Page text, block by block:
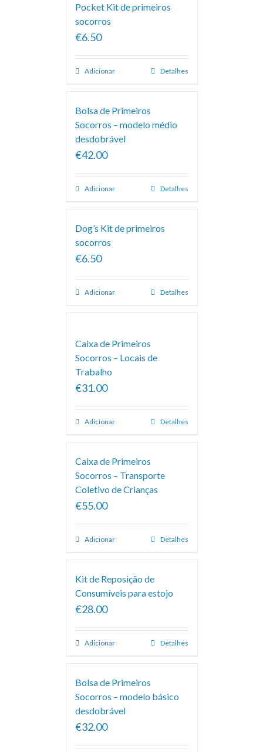
Pocket Kit de primeiros
socorros
€6.50
Adicionar Detalhes
Bolsa de Primeiros
Socorros – modelo médio
desdobrável
€42.00
Adicionar Detalhes
Dog’s Kit de primeiros
socorros
€6.50
Adicionar Detalhes
Caixa de Primeiros
Socorros – Locais de
Trabalho
€31.00
Adicionar Detalhes
Caixa de Primeiros
Socorros – Transporte
Coletivo de Crianças
€55.00
Adicionar Detalhes
Kit de Reposição de
Consumíveis para estojo
€28.00
Adicionar Detalhes
Bolsa de Primeiros
Socorros – modelo básico
desdobrável
€32.00